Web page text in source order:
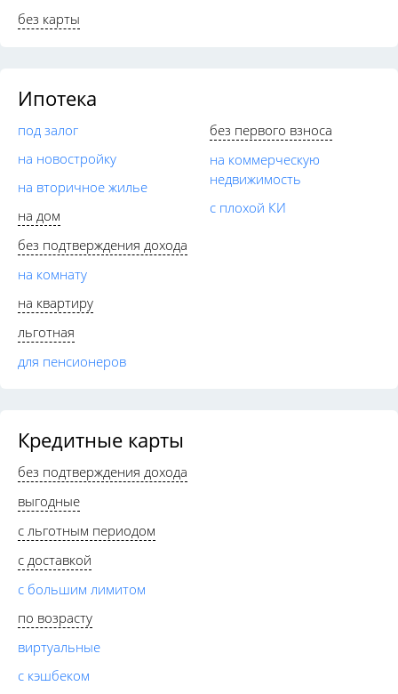
без карты
Кредитные карты
без подтверждения дохода
выгодные
с льготным периодом
с доставкой
с большим лимитом
по возрасту
виртуальные
с кэшбеком
Ипотека
под залог
на новостройку
на вторичное жилье
на дом
без подтверждения дохода
на комнату
на квартиру
льготная
для пенсионеров
без первого взноса
на коммерческую
недвижимость
с плохой КИ